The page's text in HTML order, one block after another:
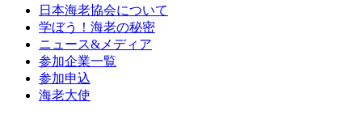
日本海老協会について
学ぼう！海老の秘密
ニュース&メディア
参加企業一覧
参加申込
海老大使